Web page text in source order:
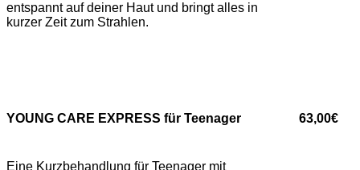
entspannt auf deiner Haut und bringt alles in
kurzer Zeit zum Strahlen.
YOUNG CARE EXPRESS für Teenager 63,00€
Eine Kurzbehandlung für Teenager mit